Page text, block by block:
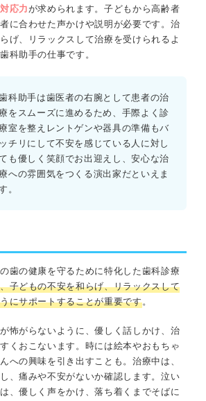
応力が求められます。子どもから高齢者
に合わせた声かけや説明が必要です。治
げ、リラックスして治療を受けられるよ
科助手の仕事です。
科助手は歯医者の右腕として患者の治
をスムーズに進めるため、手際よく診
室を整えレントゲンや器具の準備もバ
ッチリにして不安を感じている人に対し
も優しく笑顔でお出迎えし、安心な治
への雰囲気をつくる演出家だといえま
。
歯の健康を守るために特化した歯科診療
子どもの不安を和らげ、リラックスして
にサポートすることが重要です。
怖がらないように、優しく話しかけ、治
くおこないます。時には絵本やおもちゃ
への興味を引き出すことも。治療中は、
、痛みや不安がないか確認します。泣い
、優しく声をかけ、落ち着くまでそばに